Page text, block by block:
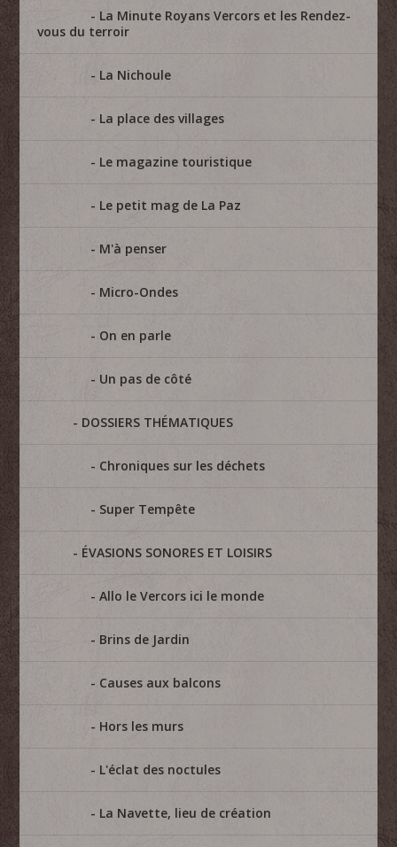
La Minute Royans Vercors et les Rendez-
vous du terroir
La Nichoule
La place des villages
Le magazine touristique
Le petit mag de La Paz
M'à penser
Micro-Ondes
On en parle
Un pas de côté
DOSSIERS THÉMATIQUES
Chroniques sur les déchets
Super Tempête
ÉVASIONS SONORES ET LOISIRS
Allo le Vercors ici le monde
Brins de Jardin
Causes aux balcons
Hors les murs
L'éclat des noctules
La Navette, lieu de création